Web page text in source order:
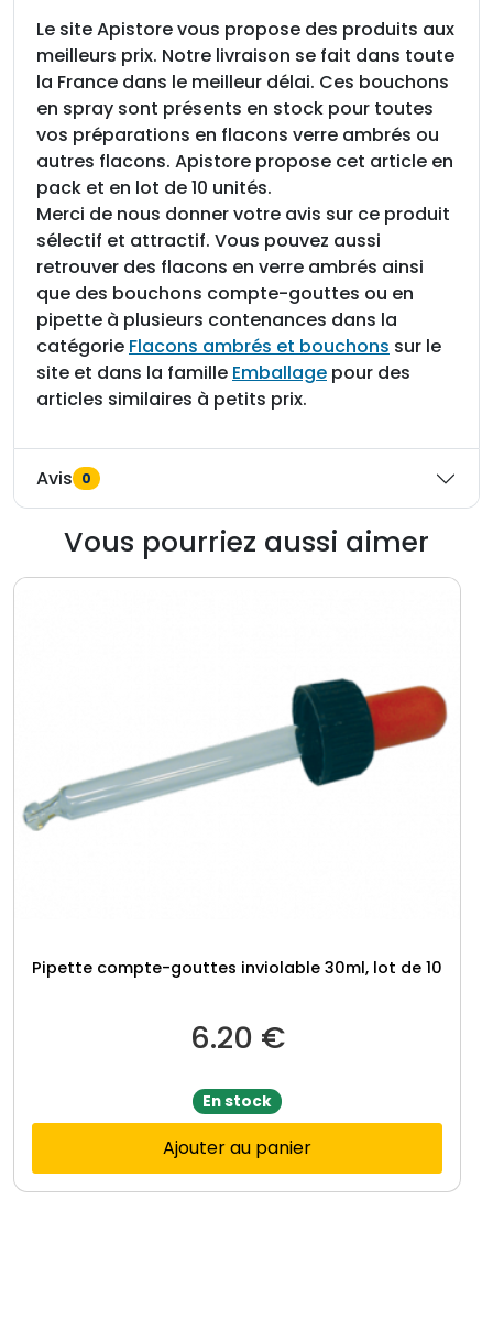
Le site Apistore vous propose des produits aux
meilleurs prix. Notre livraison se fait dans toute
la France dans le meilleur délai. Ces bouchons
en spray sont présents en stock pour toutes
vos préparations en flacons verre ambrés ou
autres flacons. Apistore propose cet article en
pack et en lot de 10 unités.
Merci de nous donner votre avis sur ce produit
sélectif et attractif. Vous pouvez aussi
retrouver des flacons en verre ambrés ainsi
que des bouchons compte-gouttes ou en
pipette à plusieurs contenances dans la
catégorie Flacons ambrés et bouchons sur le
site et dans la famille Emballage pour des
articles similaires à petits prix.
Avis 0
Vous pourriez aussi aimer
Pipette compte-gouttes inviolable 30ml, lot de 10
6.20 €
En stock
Ajouter au panier